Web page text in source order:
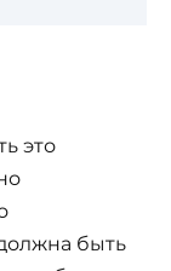
это
быть